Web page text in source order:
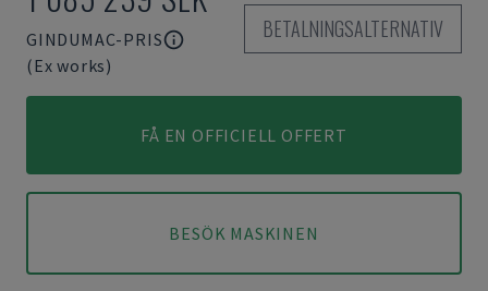
GINDUMAC-PRIS
(Ex works)
BETALNINGSALTERNATIV
FÅ EN OFFICIELL OFFERT
BESÖK MASKINEN